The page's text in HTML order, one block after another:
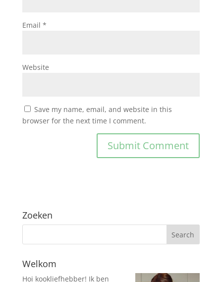
Email *
Website
Save my name, email, and website in this
browser for the next time I comment.
Zoeken
Welkom
Hoi kookliefhebber! Ik ben